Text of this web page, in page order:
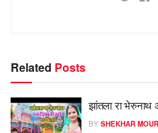
Related Posts
झांतला रा भेरुनाथ
BY SHEKHAR